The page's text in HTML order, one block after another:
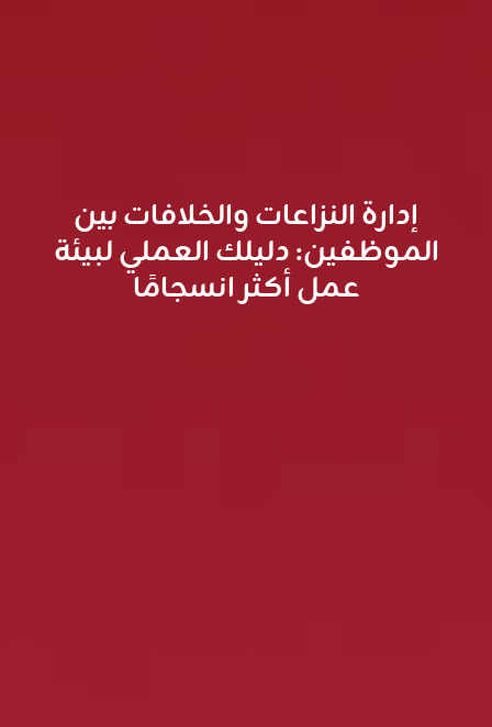
إدارة النزاعات والخلافات بين
الموظفين: دليلك العملي لبيئة
عمل أكثر انسجامًا